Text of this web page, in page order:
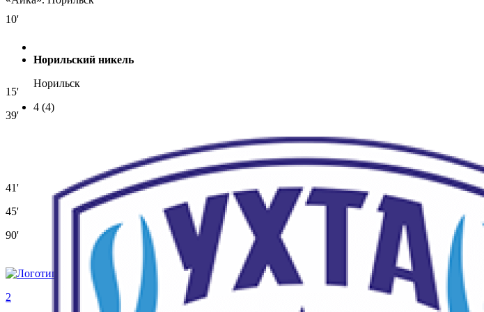
10'
15'
39'
41'
45'
90'
2
Норильский никель
Норильск
4 (4)